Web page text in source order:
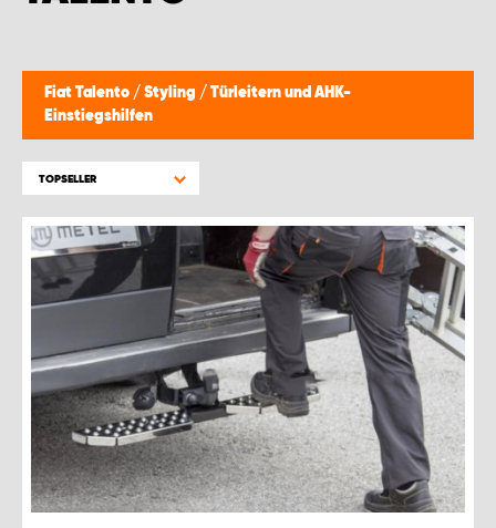
Fiat Talento / Styling / Türleitern und AHK-
Einstiegshilfen
TOPSELLER